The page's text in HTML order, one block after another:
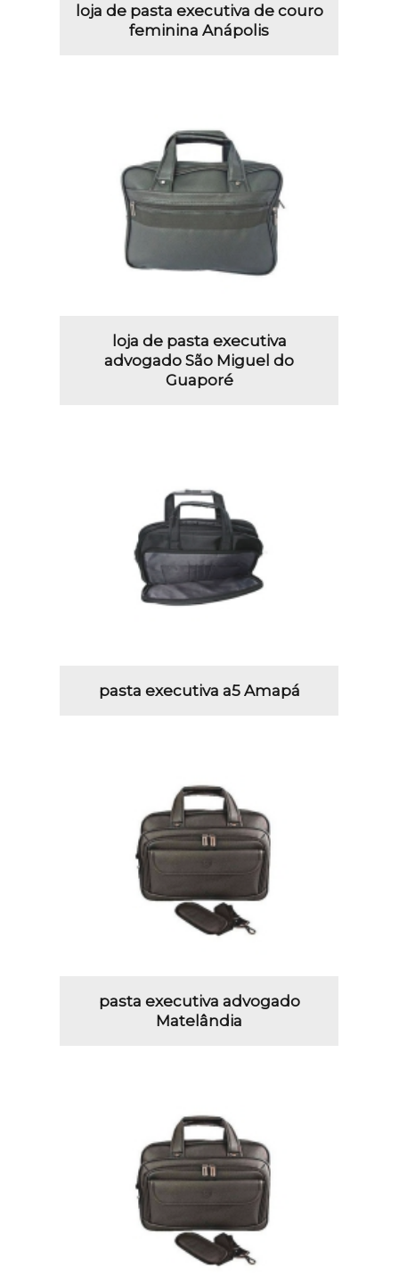
loja de pasta executiva de couro
feminina Anápolis
loja de pasta executiva
advogado São Miguel do
Guaporé
pasta executiva a5 Amapá
pasta executiva advogado
Matelândia